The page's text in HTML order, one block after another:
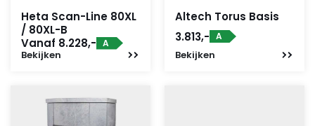
Heta Scan-Line 80XL
/ 80XL-B
Vanaf 8.228,- A
Bekijken
Altech Torus Basis
3.813,- A
Bekijken